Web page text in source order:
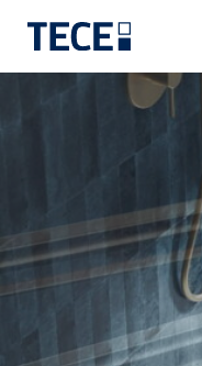
Direkt zum Inhalt